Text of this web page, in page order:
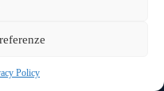
Policy
Balsamo (MI) -